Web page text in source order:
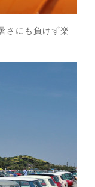
さにも負けず楽